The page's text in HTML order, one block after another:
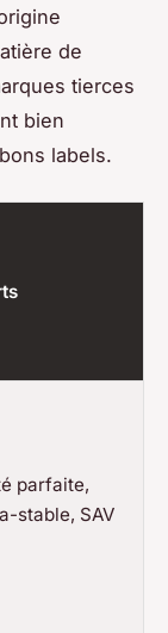
de
tierces
bien
labels.
parfaite,
stable, SAV